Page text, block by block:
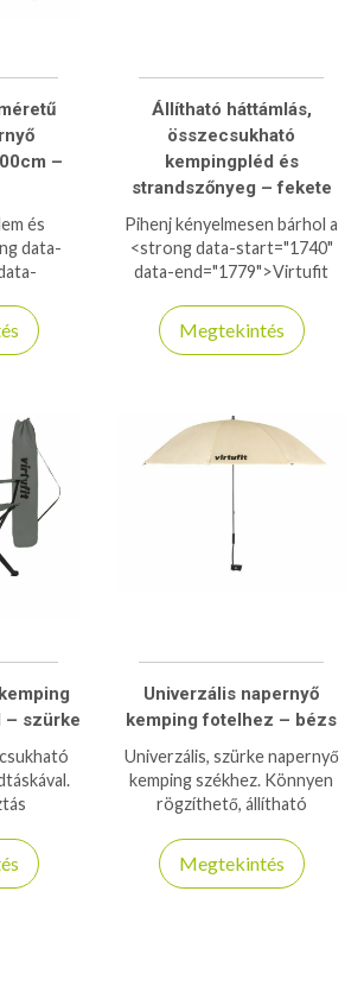
–
és
data-
A 200
vagy
árnyékot
ezt
Állítható háttámlás,
összecsukható
kempingpléd és
strandszőnyeg – fekete
Pihenj kényelmesen bárhol a
<strong data-start="1740"
data-end="1779">Virtufit
strandszőnyeggel</strong>!
Az állítható háttámla maximális
napozáshoz vagy relaxáláshoz.
Könnyen összecsukható és
hordozható, így tökéletes
vagy kempingezéshez.
Praktikus, kényelmes és
stílusos – a nyári pihenés
Megtekintés
– szürke
vagy
Univerzális napernyő
kemping fotelhez – bézs
Univerzális, szürke napernyő
kemping székhez. Könnyen
rögzíthető, állítható
kényelmes, napsütésmentes
pihenéshez.
Megtekintés